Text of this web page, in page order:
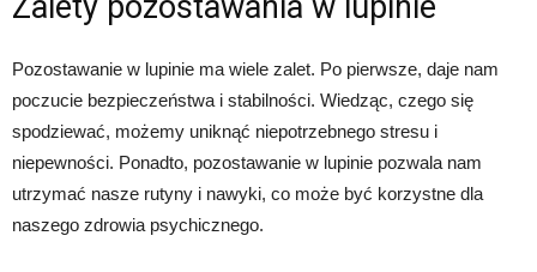
Pozostawanie w lupinie ma wiele zalet. Po pierwsze, daje nam
poczucie bezpieczeństwa i stabilności. Wiedząc, czego się
spodziewać, możemy uniknąć niepotrzebnego stresu i
niepewności. Ponadto, pozostawanie w lupinie pozwala nam
utrzymać nasze rutyny i nawyki, co może być korzystne dla
naszego zdrowia psychicznego.